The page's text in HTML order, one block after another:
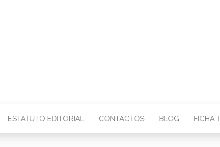
ESTATUTO EDITORIAL CONTACTOS BLOG FICHA